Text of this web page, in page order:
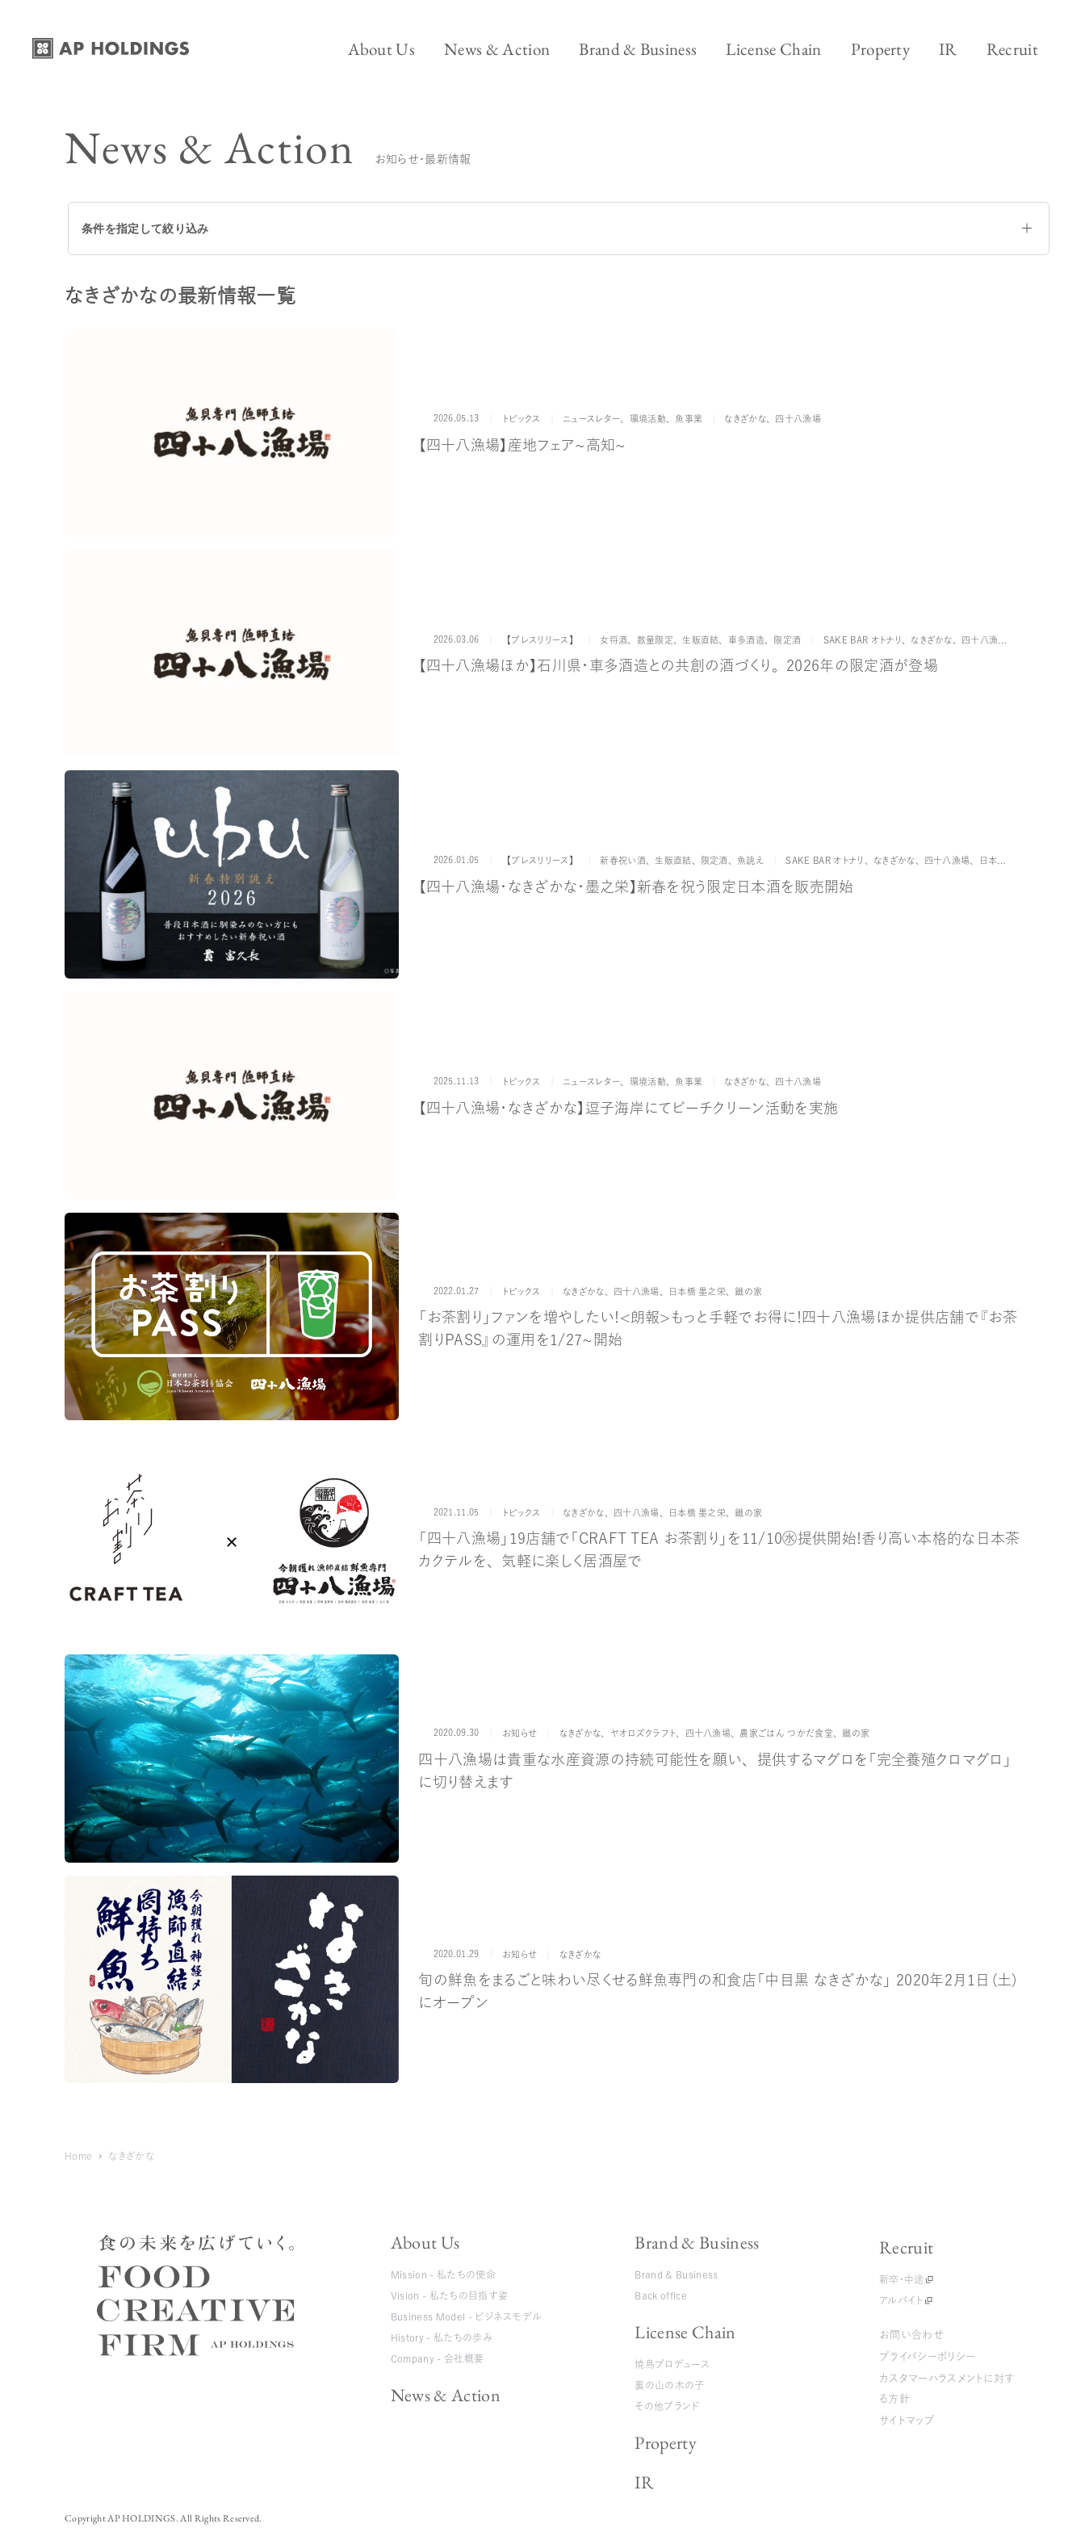
About Us エー・ピー ホールディングスについて
News & Action ニュース&アクション
Brand & Business ブランド&ビジネス
License Chain Property IR Recruit採用
News & Action お知らせ・最新情報
なきざかなの最新情報一覧
【四十八漁場】産地フェア～高知～
2026.05.13 カテゴリー
トピックス タグ
ニュースレター 環境活動 魚事業 ブランド
なきざかな 四十八漁場
【四十八漁場ほか】石川県・車多酒造との共創の酒づくり。2026年の限定酒が登場
2026.03.06 カテゴリー
【プレスリリース】 タグ
女将酒 数量限定 生販直結 車多酒造 限定酒 ブランド
SAKE BAR オトナリ なきざかな 四十八漁場
【四十八漁場・なきざかな・墨之栄】新春を祝う限定日本酒を販売開始
2026.01.05 カテゴリー
【プレスリリース】 タグ
新春祝い酒、 生販直結、 限定酒、 魚誂え ブランド
SAKE BAR オトナリ 、 なきざかな、 四十八漁場、 日本橋 墨之栄
【四十八漁場・なきざかな】逗子海岸にてビーチクリーン活動を実施
2025.11.13 カテゴリー
トピックス タグ
ニュースレター 環境活動 魚事業 ブランド
なきざかな 四十八漁場
「お茶割り」ファンを増やしたい！＜朗報＞もっと手軽でお得に！四十八漁場ほか提供店舗で『お茶
割りPASS』の運用を１/２７～開始
2022.01.27 カテゴリー
トピックス ブランド
なきざかな 四十八漁場 日本橋 墨之栄 、鐵の家
「四十八漁場」19店舗で「CRAFT TEA お茶割り」を11/10㊌提供開始！香り高い本格的な日本茶
カクテルを、気軽に楽しく居酒屋で
2021.11.05 カテゴリー
トピックス ブランド
なきざかな 四十八漁場 日本橋 墨之栄 、鐵の家
四十八漁場は貴重な水産資源の持続可能性を願い、提供するマグロを「完全養殖クロマグロ」
に切り替えます
2020.09.30 カテゴリー
お知らせ ブランド
なきざかな ヤオロズクラフト 四十八漁場 農家ごはん つかだ食堂 、鐵の家
旬の鮮魚をまるごと味わい尽くせる鮮魚専門の和食店「中目黒 なきざかな」 2020年2月1日（土）
にオープン
2020.01.29 カテゴリー
お知らせ ブランド
なきざかな
条件を指定して絞り込み
掲載年で絞り込む
Home なきざかな
About Us
Mission - 私たちの使命
Vision - 私たちの目指す姿
Business Model - ビジネスモデル
History - 私たちの歩み
Company - 会社概要
News & Action
Brand & Business
Brand & Business
Back office
License Chain
焼鳥プロデュース
裏の山の木の子
その他ブランド
Property
IR
Recruit
新卒・中途
アルバイト
お問い合わせ
プライバシーポリシー
カスタマーハラスメントに対す
る方針
サイトマップ
Copyright AP HOLDINGS. All Rights Reserved.